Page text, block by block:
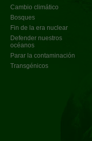
Cambio climático
Bosques
Fin de la era nuclear
Defender nuestros
océanos
Parar la contaminación
Transgénicos